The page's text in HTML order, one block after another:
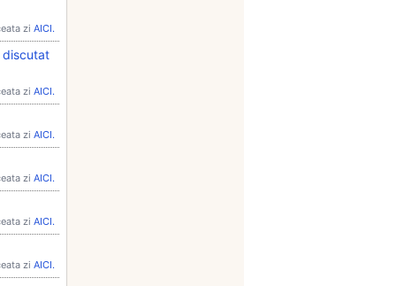
zi AICI.
discutat
zi AICI.
zi AICI.
zi AICI.
zi AICI.
zi AICI.